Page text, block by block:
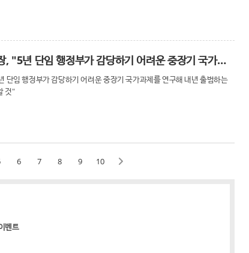
박병석 국회의장, "5년 단임 행정부가 감당하기 어려운 중장기 국가과제를 연구해 내년 출범
단임 행정부가 감당하기 어려운 중장기 국가과제를 연구해 내년 출범하는
것"
6 7 8 9 10
벤트